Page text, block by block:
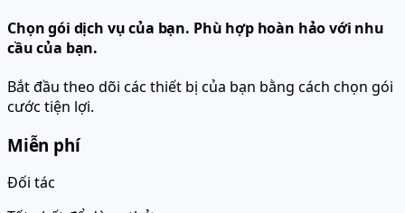
Chọn gói dịch vụ của bạn. Phù hợp hoàn hảo với nhu
cầu của bạn.
Bắt đầu theo dõi các thiết bị của bạn bằng cách chọn gói
cước tiện lợi.
Miễn phí
Đối tác